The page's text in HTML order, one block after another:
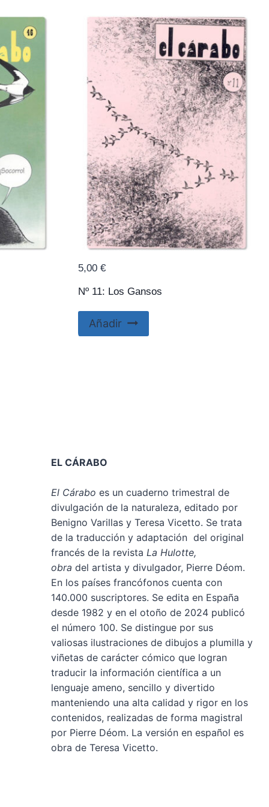
Nº 11: Los Gansos
5,00 €
Añadir
EL CÁRABO
El Cárabo es un cuaderno trimestral de
divulgación de la naturaleza, editado por
Benigno Varillas y Teresa Vicetto. Se trata
de la traducción y adaptación del original
francés de la revistaLa Hulotte,
obradel artista y divulgador, Pierre Déom.
En los países francófonos cuenta con
140.000 suscriptores. Se edita en España
desde 1982 y en el otoño de 2024 publicó
el número 100. Se distingue por sus
valiosas ilustraciones de dibujos a plumilla y
viñetas de carácter cómico que logran
traducir la información científica a un
lenguaje ameno, sencillo y divertido
manteniendo una alta calidad y rigor en los
contenidos, realizadas de forma magistral
por Pierre Déom. La versión en español es
obra de Teresa Vicetto.